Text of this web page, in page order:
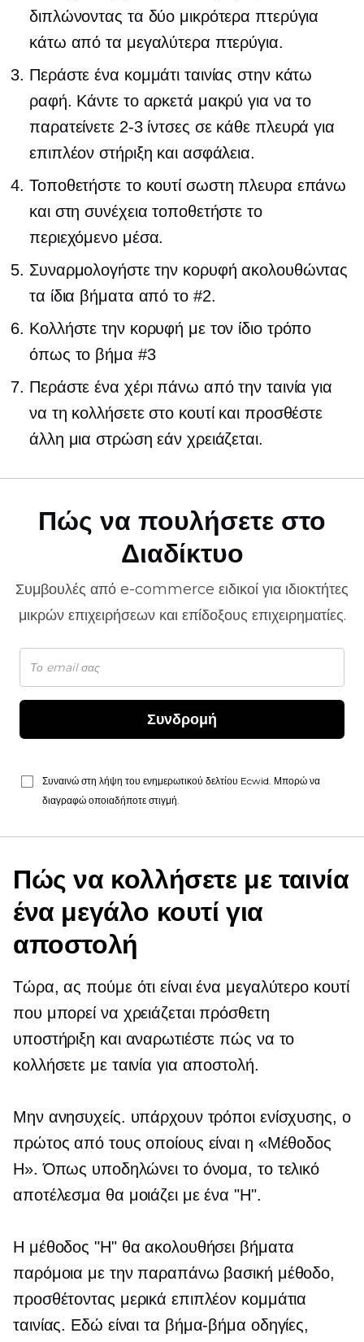
διπλώνοντας τα δύο μικρότερα πτερύγια
κάτω από τα μεγαλύτερα πτερύγια.
Περάστε ένα κομμάτι ταινίας στην κάτω
ραφή. Κάντε το αρκετά μακρύ για να το
παρατείνετε 2-3ίντσες σε κάθε πλευρά για
επιπλέον στήριξη και ασφάλεια.
Τοποθετήστε το κουτί σωστη πλευρα επάνω
και στη συνέχεια τοποθετήστε το
περιεχόμενο μέσα.
Συναρμολογήστε την κορυφή ακολουθώντας
τα ίδια βήματα από το #2.
Κολλήστε την κορυφή με τον ίδιο τρόπο
όπως το βήμα #3
Περάστε ένα χέρι πάνω από την ταινία για
να τη κολλήσετε στο κουτί και προσθέστε
άλλη μια στρώση εάν χρειάζεται.
Πώς να πουλήσετε στο
Διαδίκτυο
Συμβουλές από e-commerce ειδικοί για ιδιοκτήτες
μικρών επιχειρήσεων και επίδοξους επιχειρηματίες.
Συνδρομή
Συναινώ στη λήψη του ενημερωτικού δελτίου Ecwid. Μπορώ να
διαγραφώ οποιαδήποτε στιγμή.
Πώς να κολλήσετε με ταινία
ένα μεγάλο κουτί για
αποστολή
Τώρα, ας πούμε ότι είναι ένα μεγαλύτερο κουτί
που μπορεί να χρειάζεται πρόσθετη
υποστήριξη και αναρωτιέστε πώς να το
κολλήσετε με ταινία για αποστολή.
Μην ανησυχείς. υπάρχουν τρόποι ενίσχυσης, ο
πρώτος από τους οποίους είναι η «Μέθοδος
H». Όπως υποδηλώνει το όνομα, το τελικό
αποτέλεσμα θα μοιάζει με ένα "H".
Η μέθοδος "H" θα ακολουθήσει βήματα
παρόμοια με την παραπάνω βασική μέθοδο,
προσθέτοντας μερικά επιπλέον κομμάτια
ταινίας. Εδώ είναι τα βήμα-βήμα οδηγίες,